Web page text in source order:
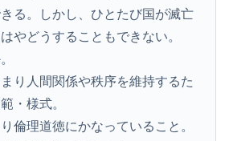
る。しかし、ひとたび国が滅亡
やどうすることもできない。
り人間関係や秩序を維持するた
・様式。
倫理道徳にかなっていること。